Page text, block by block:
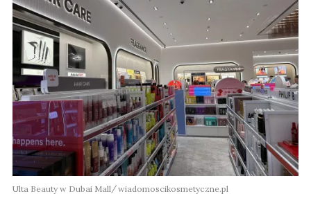
Ulta Beauty w Dubai Mall wiadomoscikosmetyczne.pl